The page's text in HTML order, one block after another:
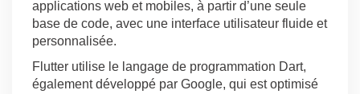
applications web et mobiles, à partir d’une seule
base de code, avec une interface utilisateur fluide et
personnalisée.
Flutter utilise le langage de programmation Dart,
également développé par Google, qui est optimisé